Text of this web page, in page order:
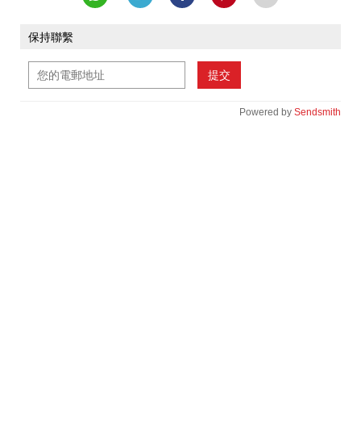
保持聯繫
提交
Powered by Sendsmith